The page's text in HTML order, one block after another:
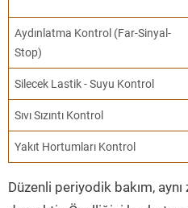
Aydınlatma Kontrol (Far-Sinyal-
Stop)
Silecek Lastik - Suyu Kontrol
Sıvı Sızıntı Kontrol
Yakıt Hortumları Kontrol
Düzenli periyodik bakım,